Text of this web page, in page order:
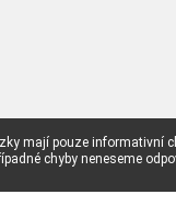
mají pouze informativní
chyby neneseme